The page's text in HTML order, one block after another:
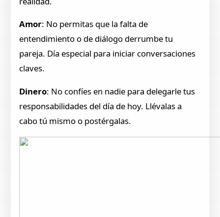
Amor: No permitas que la falta de
entendimiento o de diálogo derrumbe tu
pareja. Día especial para iniciar conversaciones
claves.
Dinero: No confíes en nadie para delegarle tus
responsabilidades del día de hoy. Llévalas a
cabo tú mismo o postérgalas.